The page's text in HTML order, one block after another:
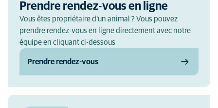
Prendre rendez-vous en ligne
Vous êtes propriétaire d'un animal ? Vous pouvez
prendre rendez-vous en ligne directement avec notre
équipe en cliquant ci-dessous
Prendre rendez-vous